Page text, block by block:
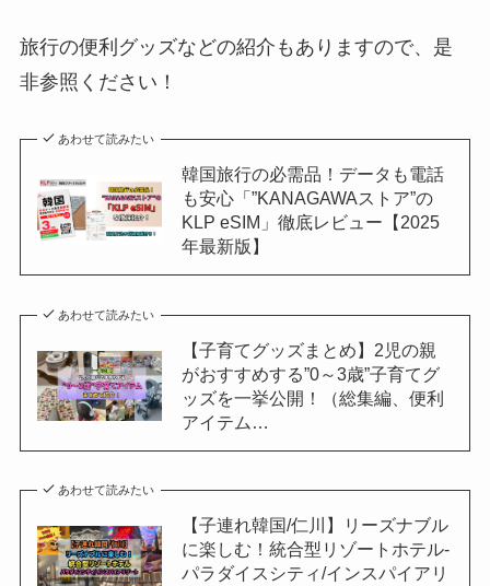
旅行の便利グッズなどの紹介もありますので、是
非参照ください！
あわせて読みたい
韓国旅行の必需品！データも電話
も安心「”KANAGAWAストア”の
KLP eSIM」徹底レビュー【2025
年最新版】
あわせて読みたい
【子育てグッズまとめ】2児の親
がおすすめする”0～3歳”子育てグ
ッズを一挙公開！（総集編、便利
アイテム…
あわせて読みたい
【子連れ韓国/仁川】リーズナブル
に楽しむ！統合型リゾートホテル-
パラダイスシティ/インスパイアリ